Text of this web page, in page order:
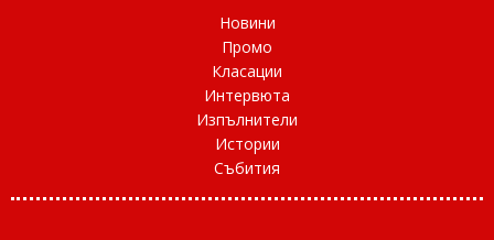
Новини
Промо
Класации
Интервюта
Изпълнители
Истории
Събития